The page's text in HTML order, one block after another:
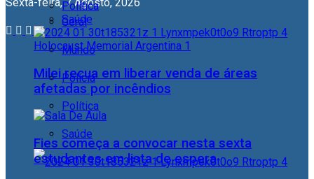
Geral
Mundo
Polícia
Política
Saúde
Política
Saúde
Milei recua em liberar venda de áreas
afetadas por incêndios
Fies começa a convocar nesta sexta
estudantes em lista de espera